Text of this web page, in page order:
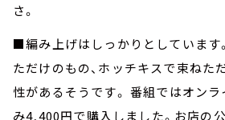
さ。
■編み上げはしっかりとしています
ただけのもの、ホッチキスで束ねた
性があるそうです。 番組ではオン
み4,400円で購入しました。お店の